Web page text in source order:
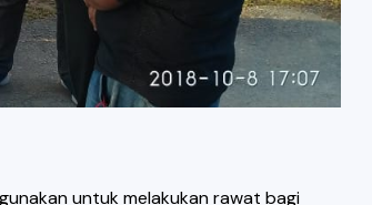
untuk melakukan rawat bagi